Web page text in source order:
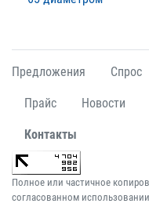
Предложения Спрос
Прайс Новости
Контакты
Полное или частичное
согласованном